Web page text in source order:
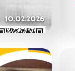
10.02.2026